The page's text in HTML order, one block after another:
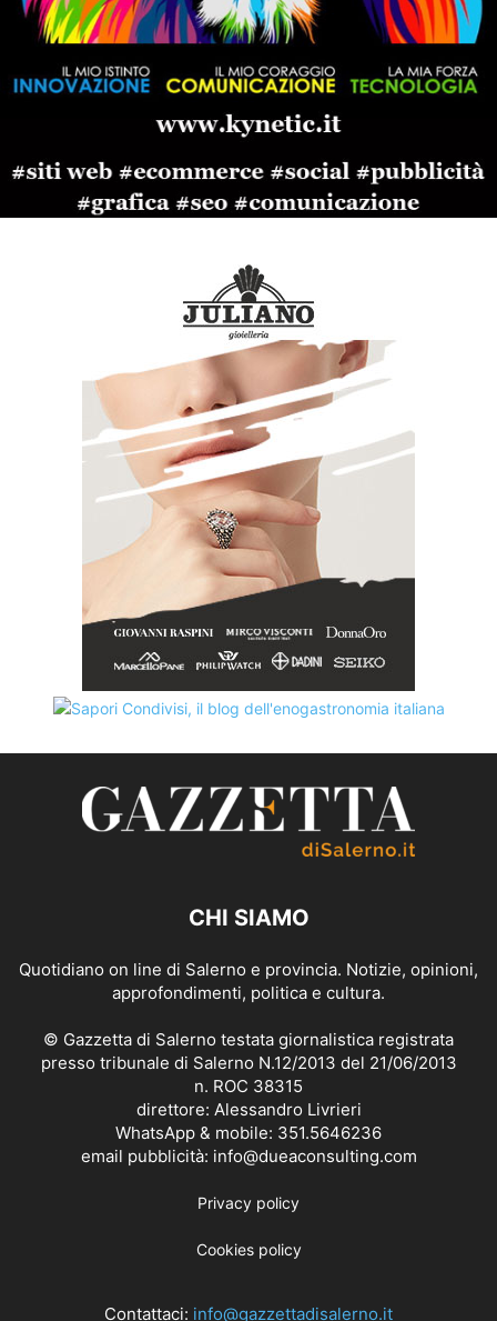
CHI SIAMO
Quotidiano on line di Salerno e provincia. Notizie, opinioni,
approfondimenti, politica e cultura.
© Gazzetta di Salerno testata giornalistica registrata
presso tribunale di Salerno N.12/2013 del 21/06/2013
n. ROC 38315
direttore: Alessandro Livrieri
WhatsApp & mobile: 351.5646236
email pubblicità: info@dueaconsulting.com
Privacy policy
Cookies policy
Contattaci: info@gazzettadisalerno.it